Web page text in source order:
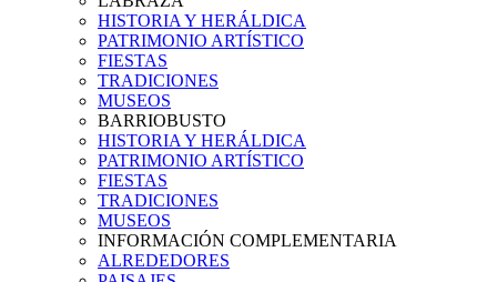
HISTORIA Y HERÁLDICA
PATRIMONIO ARTÍSTICO
FIESTAS
TRADICIONES
MUSEOS
BARRIOBUSTO
HISTORIA Y HERÁLDICA
PATRIMONIO ARTÍSTICO
FIESTAS
TRADICIONES
MUSEOS
INFORMACIÓN COMPLEMENTARIA
ALREDEDORES